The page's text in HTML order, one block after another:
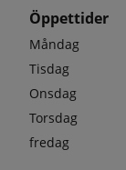
Öppettider
Måndag
Tisdag
Onsdag
Torsdag
fredag